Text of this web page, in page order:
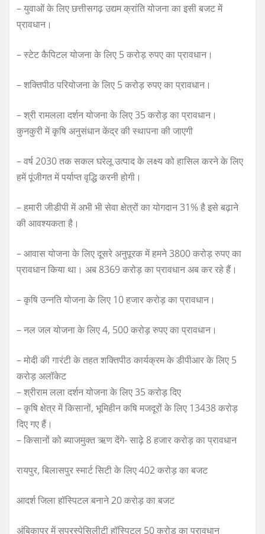
– युवाओं के लिए छत्तीसगढ़ उद्यम क्रांति योजना का इसी बजट में
प्रावधान।
– स्टेट कैपिटल योजना के लिए 5 करोड़ रुपए का प्रावधान।
– शक्तिपीठ परियोजना के लिए 5 करोड़ रुपए का प्रावधान।
– श्री रामलला दर्शन योजना के लिए 35 करोड़ का प्रावधान।
कुनकुरी में कृषि अनुसंधान केंद्र की स्थापना की जाएगी
– वर्ष 2030 तक सकल घरेलू उत्पाद के लक्ष्य को हासिल करने के लिए
हमें पूंजीगत में पर्याप्त वृद्धि करनी होगी।
– हमारी जीडीपी में अभी भी सेवा क्षेत्रों का योगदान 31% है इसे बढ़ाने
की आवश्यकता है।
– आवास योजना के लिए दूसरे अनुपूरक में हमने 3800 करोड़ रुपए का
प्रावधान किया था। अब 8369 करोड़ का प्रावधान अब कर रहे हैं।
– कृषि उन्नति योजना के लिए 10 हजार करोड़ का प्रावधान।
– नल जल योजना के लिए 4, 500 करोड़ रुपए का प्रावधान।
– मोदी की गारंटी के तहत शक्तिपीठ कार्यक्रम के डीपीआर के लिए 5
करोड़ अलॉकेट
– श्रीराम लला दर्शन योजना के लिए 35 करोड़ दिए
– कृषि क्षेत्र में किसानों, भूमिहीन कषि मजदूरों के लिए 13438 करोड़
दिए गए हैं।
– किसानों को ब्याजमुक्त ऋण देंगे- साढ़े 8 हजार करोड़ का प्रावधान
रायपुर, बिलासपुर स्मार्ट सिटी के लिए 402 करोड़ का बजट
आदर्श जिला हॉस्पिटल बनाने 20 करोड़ का बजट
अंबिकापुर में सुपरस्पेसिलीटी हॉस्पिटल 50 करोड़ का प्रावधान